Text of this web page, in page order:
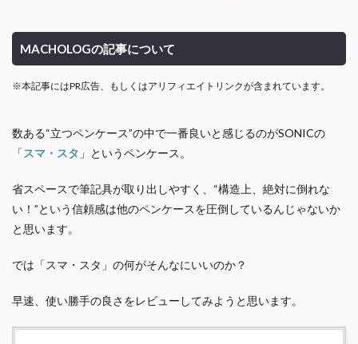
MACHOLOGの記事について
※本記事にはPR広告、もしくはアリフィエイトリンクが含まれています。
数ある“立つペンケース”の中で一番良いと感じるのがSONICの
「スマ・スタ 」というペンケース。
省スペースで筆記具が取り出しやすく、“構造上、絶対に倒れな
い！”という信頼感は他のペンケースを圧倒しているんじゃないか
と思います。
では「スマ・スタ」の何がそんなにいいのか？
早速、使い勝手の良さをレビューしてみようと思います。